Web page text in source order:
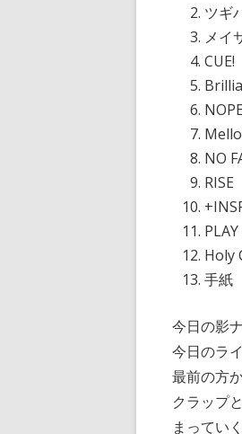
ツギ
メイ
CUE!
NOPE
NO
RISE
Holy
手紙
今日の影
今日のラ
最前の方
クラップ
まっていく